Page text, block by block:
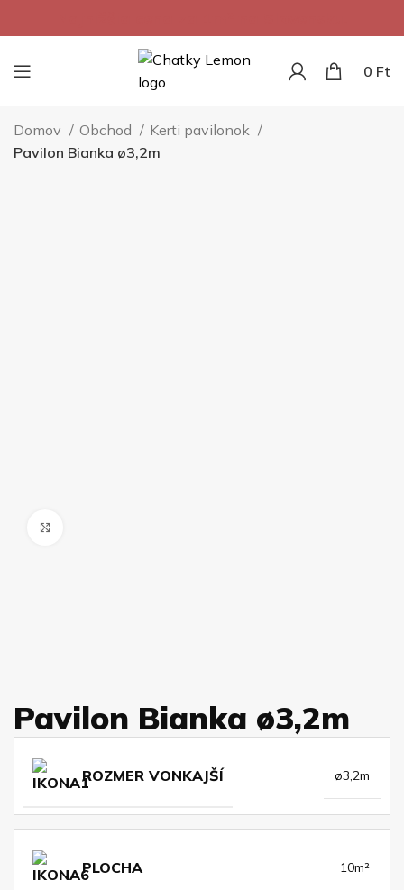
0 Ft
Domov Obchod
Kerti pavilonok
Pavilon Bianka ø3,2m
Pavilon Bianka ø3,2m
ROZMER VONKAJŠÍ ø3,2m
PLOCHA 10m²